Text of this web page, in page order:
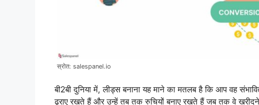
स्रोत: salespanel.io
बी2बी दुनिया में, लीड्स बनाना यह माने का मतलब है कि आप वह
ढ़राए रखते हैं और उन्हें तब तक रुचियों बनाए रखते हैं जब तक वे